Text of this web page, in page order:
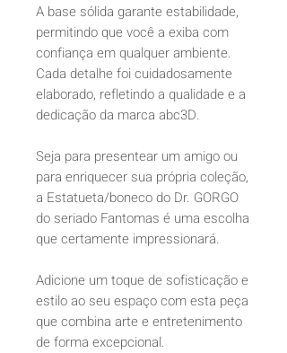
A base sólida garante estabilidade,
permitindo que você a exiba com
confiança em qualquer ambiente.
Cada detalhe foi cuidadosamente
elaborado, refletindo a qualidade e a
dedicação da marca abc3D.
Seja para presentear um amigo ou
para enriquecer sua própria coleção,
a Estatueta/boneco do Dr. GORGO
do seriado Fantomas é uma escolha
que certamente impressionará.
Adicione um toque de sofisticação e
estilo ao seu espaço com esta peça
que combina arte e entretenimento
de forma excepcional.